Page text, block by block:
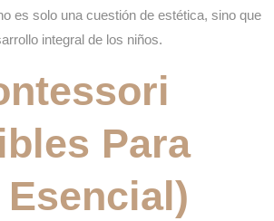
es solo una cuestión de estética, sino que
integral de los niños.
Para